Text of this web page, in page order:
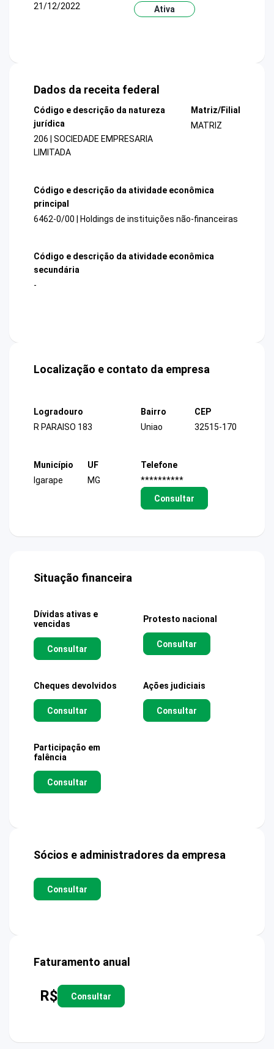
21/12/2022
Ativa
Dados da receita federal
Código e descrição da natureza
jurídica
206 | SOCIEDADE EMPRESARIA
LIMITADA
Matriz/Filial
MATRIZ
Código e descrição da atividade econômica
principal
6462-0/00 | Holdings de instituições não-financeiras
Código e descrição da atividade econômica
secundária
-
Localização e contato da empresa
Logradouro
R PARAISO 183
Bairro
Uniao
CEP
32515-170
Município
Igarape
UF
MG
Telefone
**********
Consultar
Situação financeira
Dívidas ativas e
vencidas
Consultar
Protesto nacional
Consultar
Cheques devolvidos
Consultar
Ações judiciais
Consultar
Participação em
falência
Consultar
Sócios e administradores da empresa
Consultar
Faturamento anual
R$ Consultar